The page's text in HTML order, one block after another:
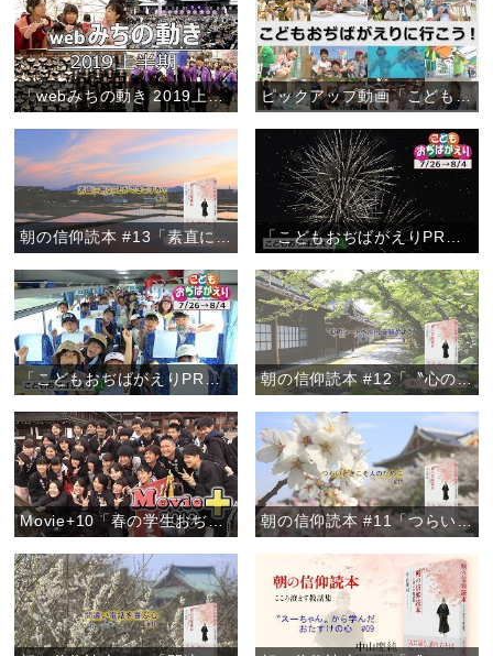
「webみちの動き 2019上半期」 ピックアップ動画「こどもおぢばがえりに行こう！」
朝の信仰読本 #13「素直に謝ることができますか？」 「こどもおぢばがえりPRムービー2019【Ver.2】」
「こどもおぢばがえりPRムービー2019【Ver.1】」 朝の信仰読本 #12「〝心のシートベルト〟を締めよう」
Movie+10「春の学生おぢばがえり」 朝の信仰読本 #11「つらいときこそ人のために」